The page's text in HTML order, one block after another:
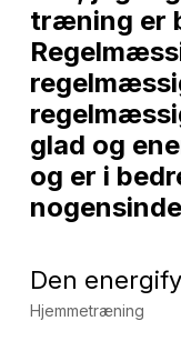
træning er
glad og
og er i
Den
Hjemmetræning